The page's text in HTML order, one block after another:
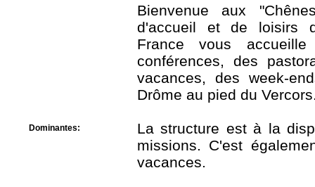
Dominantes:
Bienvenue aux
d'accueil et de loisirs
France vous
conférences, des
vacances, des week-
Drôme au pied du
La structure est à la
missions. C'est
vacances.